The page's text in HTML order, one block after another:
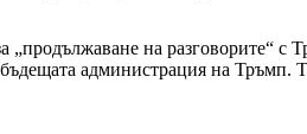
на разговорите“ с
администрация на Тръмп.